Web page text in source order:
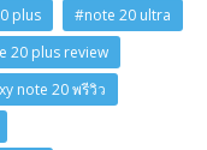
plus
#note 20 ultra
20 plus review
note 20 พรีวิว